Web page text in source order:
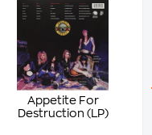
Appetite For
Destruction (LP)